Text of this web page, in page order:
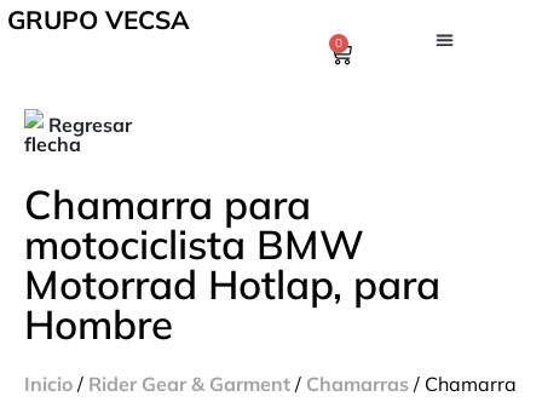
GRUPO VECSA
0
Regresar
Chamarra para
motociclista BMW
Motorrad Hotlap, para
Hombre
Inicio / Rider Gear & Garment / Chamarras / Chamarra